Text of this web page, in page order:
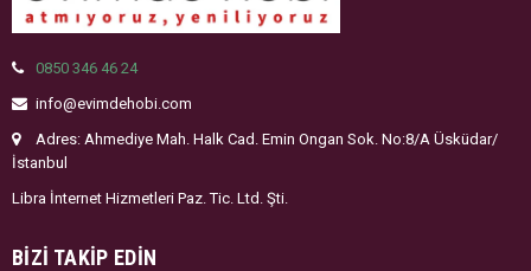
0850 346 46 24
info@evimdehobi.com
Adres: Ahmediye Mah. Halk Cad. Emin Ongan Sok. No:8/A Üsküdar/
İstanbul
Libra İnternet Hizmetleri Paz. Tic. Ltd. Şti.
BIZI TAKIP EDIN